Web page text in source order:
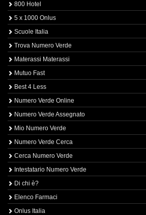
800 Hotel
5 x 1000 Onlus
Scuole Italia
Trova Numero Verde
Materassi Materassi
Mutuo Fast
Best 4 Less
Numero Verde Online
Numero Verde Assegnato
Mio Numero Verde
Numero Verde Cerca
Cerca Numero Verde
Intestatario Numero Verde
Di chi è?
Elenco Farmaci
Onlus Italia